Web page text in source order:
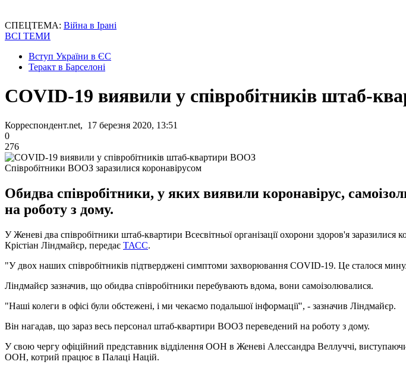
СПЕЦТЕМА: Війна в Ірані
ВСІ ТЕМИ
Вступ України в ЄС
Теракт в Барселоні
COVID-19 виявили у співробітників штаб-
Корреспондент.net, 17 березня 2020, 13:51
0
276
Співробітники ВООЗ заразилися коронавірусом
Обидва співробітники, у яких виявили коронавірус,
на роботу з дому.
У Женеві два співробітники штаб-квартири Всесвітньої організації охорони здоров'я
Крістіан Ліндмайєр, передає ТАСС.
"У двох наших співробітників підтверджені симптоми захворювання COVID-19. Це сталося
Ліндмайєр зазначив, що обидва співробітники перебувають вдома, вони самоізолювалися.
"Наші колеги в офісі були обстежені, і ми чекаємо подальшої інформації", - зазначив Ліндмайєр.
Він нагадав, що зараз весь персонал штаб-квартири ВООЗ переведений на роботу з дому.
У свою чергу офіційний представник відділення ООН в Женеві Алессандра Веллуччі,
ООН, котрий працює в Палаці Націй.